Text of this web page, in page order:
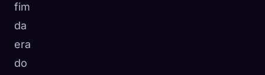
fim
da
era
do